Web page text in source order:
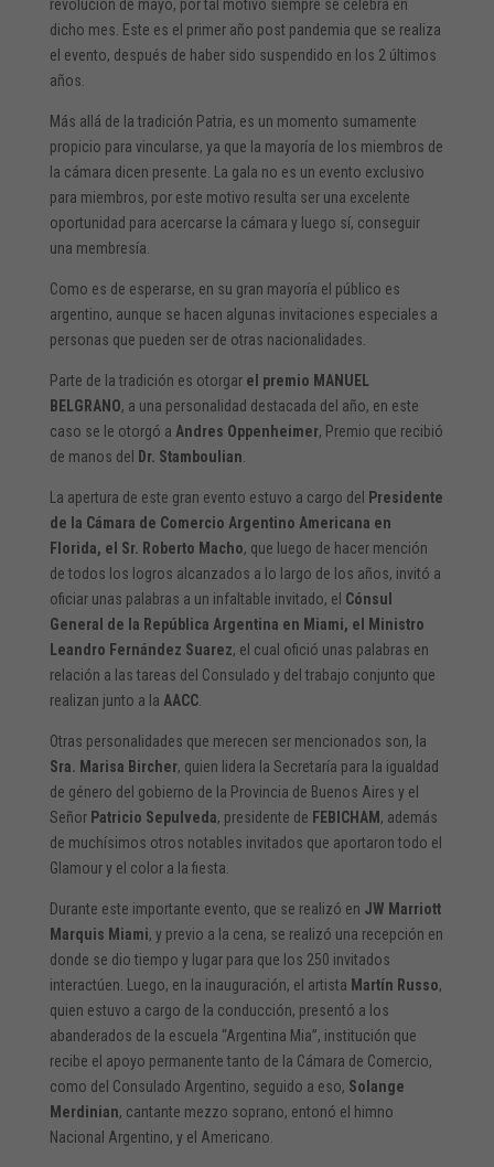
revolución de mayo, por tal motivo siempre se celebra en
dicho mes. Este es el primer año post pandemia que se realiza
el evento, después de haber sido suspendido en los 2 últimos
años.
Más allá de la tradición Patria, es un momento sumamente
propicio para vincularse, ya que la mayoría de los miembros de
la cámara dicen presente. La gala no es un evento exclusivo
para miembros, por este motivo resulta ser una excelente
oportunidad para acercarse la cámara y luego sí, conseguir
una membresía.
Como es de esperarse, en su gran mayoría el público es
argentino, aunque se hacen algunas invitaciones especiales a
personas que pueden ser de otras nacionalidades.
Parte de la tradición es otorgar el premio MANUEL
BELGRANO, a una personalidad destacada del año, en este
caso se le otorgó a Andres Oppenheimer, Premio que recibió
de manos del
Dr. Stamboulian
La apertura de este gran evento estuvo a cargo del
Presidente
de la Cámara de Comercio Argentino Americana en
Florida, el Sr. Roberto Macho, que luego de hacer mención
de todos los logros alcanzados a lo largo de los años, invitó a
oficiar unas palabras a un infaltable invitado, el Cónsul
General de la República Argentina en Miami, el Ministro
Leandro Fernández Suarez, el cual ofició unas palabras en
relación a las tareas del Consulado y del trabajo conjunto que
realizan junto a la AACC.
Otras personalidades que merecen ser mencionados son, la
Sra. Marisa Bircher, quien lidera la Secretaría para la igualdad
de género del gobierno de la Provincia de Buenos Aires y el
Señor Patricio Sepulveda, presidente de FEBICHAM , además
de muchísimos otros notables invitados que aportaron todo el
Glamour y el color a la fiesta.
Durante este importante evento, que se realizó en JW Marriott
Marquis Miami, y previo a la cena, se realizó una recepción en
donde se dio tiempo y lugar para que los 250 invitados
interactúen. Luego, en la inauguración, el artista Martín Russo,
quien estuvo a cargo de la conducción, presentó a los
abanderados de la escuela “Argentina Mia”, institución que
recibe el apoyo permanente tanto de la Cámara de Comercio,
como del Consulado Argentino, seguido a eso, Solange
Merdinian, cantante mezzo soprano, entonó el himno
Nacional Argentino, y el Americano.